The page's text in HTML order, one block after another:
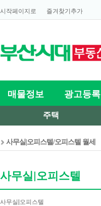
시작페이지로 즐겨찾기추가
매물정보 광고등록
주택
사무실|오피스텔/오피스텔 월세
사무실|오피스텔
사무실|오피스텔